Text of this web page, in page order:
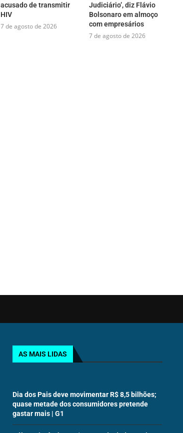
acusado de transmitir
HIV
7 de agosto de 2026
Judiciário’, diz Flávio
Bolsonaro em almoço
com empresários
7 de agosto de 2026
AS MAIS LIDAS
Dia dos Pais deve movimentar R$ 8,5 bilhões;
quase metade dos consumidores pretende
gastar mais | G1